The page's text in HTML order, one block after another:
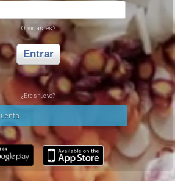
Olvidastes?
Entrar
¿Eres nuevo?